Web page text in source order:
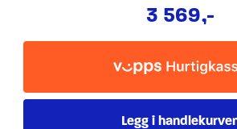
3 569,-